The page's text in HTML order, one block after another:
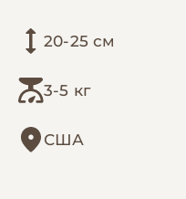
20-25 см
3-5 кг
США